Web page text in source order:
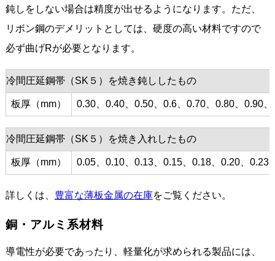
鈍しをしない場合は精度が出せるようになります。ただ、
リボン鋼のデメリットとしては、硬度の高い材料ですので
必ず曲げRが必要となります。
冷間圧延鋼帯（SK５）を焼き鈍ししたもの
板厚（mm） 0.30、0.40、0.50、0.6、0.70、0.80、0.90
冷間圧延鋼帯（SK５）を焼き入れしたもの
板厚（mm） 0.05、0.10、0.13、0.15、0.18、0.20、
詳しくは、 豊富な薄板金属の在庫をご覧ください。
銅・アルミ系材料
導電性が必要であったり、軽量化が求められる製品には、